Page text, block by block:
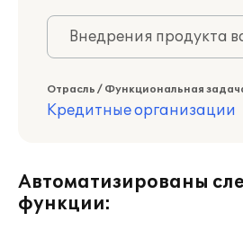
Внедрения продукта
Отрасль / Функциональная
Кредитные организации
Автоматизированы
функции: